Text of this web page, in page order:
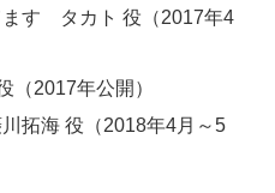
ます タカト 役（2017年4
2017年公開）
拓海 役（2018年4月～5